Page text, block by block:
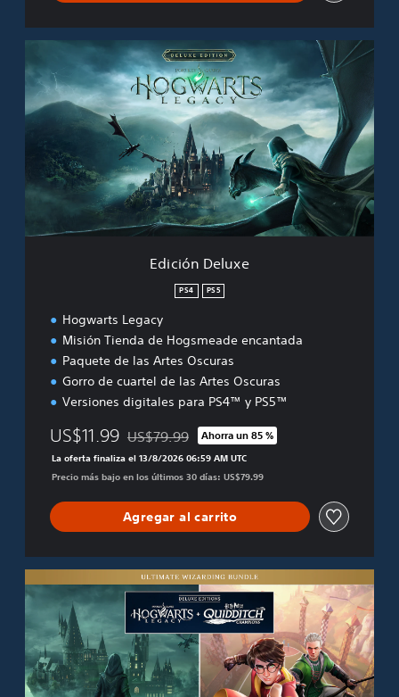
d
c
i
e
x
Edición Deluxe
PS4 PS5
Hogwarts Legacy
Misión Tienda de Hogsmeade encantada
Paquete de las Artes Oscuras
Gorro de cuartel de las Artes Oscuras
Versiones digitales para PS4™ y PS5™
US$11.99 Rebajado del precio original de US$79.99
US$79.99 Ahorra un 85 %
La oferta finaliza el 13/8/2026 06:59 AM UTC
Precio más bajo en los últimos 30 días: US$79.99
Agregar al carrito
l
m
a
t